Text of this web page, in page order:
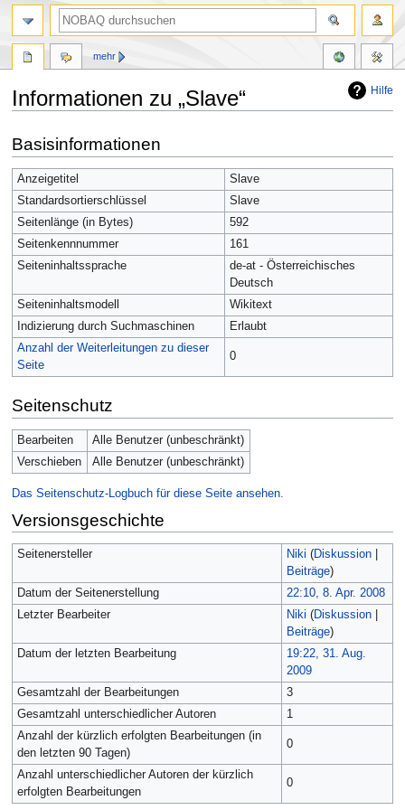
Hilfe
Informationen zu „Slave“
Navigation
springen
Suche
springen
Basisinformationen
Anzeigetitel
Slave
Standardsortierschlüssel
Slave
Seitenlänge (in Bytes)
592
Seitenkennnummer
161
Seiteninhaltssprache
de-at - Österreichisches
Deutsch
Seiteninhaltsmodell
Wikitext
Indizierung durch Suchmaschinen
Erlaubt
Anzahl der Weiterleitungen zu dieser
Seite
0
Seitenschutz
Bearbeiten
Alle Benutzer (unbeschränkt)
Verschieben
Alle Benutzer (unbeschränkt)
Das Seitenschutz-Logbuch für diese Seite ansehen.
Versionsgeschichte
Seitenersteller Niki (Diskussion|
Beiträge)
Datum der Seitenerstellung
22:10, 8. Apr. 2008
Letzter Bearbeiter
Niki (Diskussion|
Beiträge)
Datum der letzten Bearbeitung
19:22, 31. Aug.
2009
Gesamtzahl der Bearbeitungen
3
Gesamtzahl unterschiedlicher Autoren
1
Anzahl der kürzlich erfolgten Bearbeitungen (in
den letzten 90 Tagen)
0
Anzahl unterschiedlicher Autoren der kürzlich
erfolgten Bearbeitungen
0
mehr